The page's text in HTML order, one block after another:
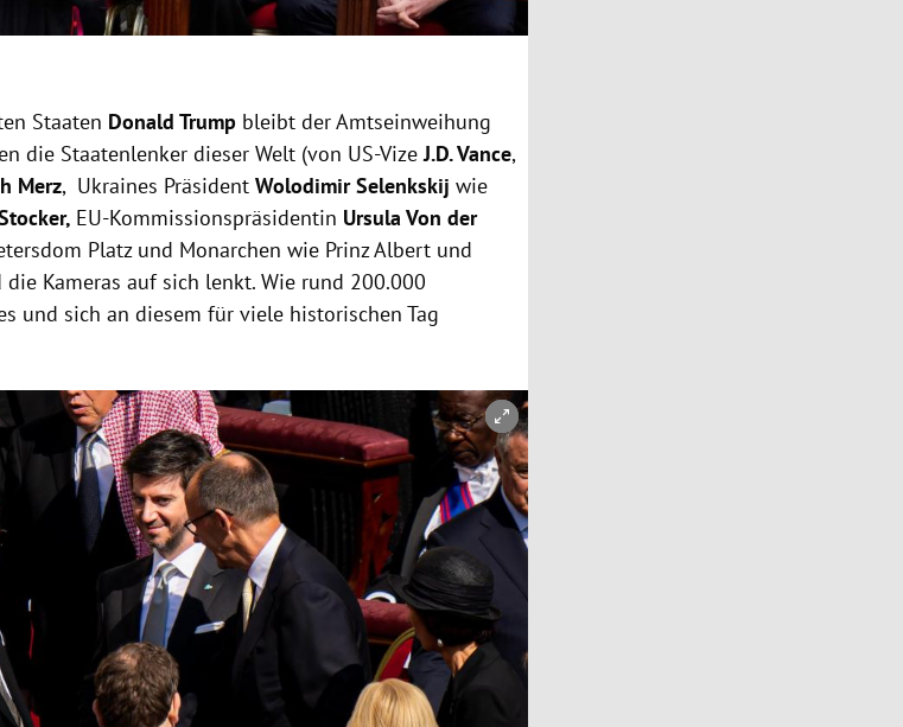
Staaten Donald Trump bleibt der Amtseinweihung
die Staatenlenker dieser Welt (von US-VizeJ.D. Vance,
Merz, Ukraines PräsidentWolodimir Selenkskijwie
EU-Kommissionspräsidentin Ursula Von der
Platz und Monarchen wie Prinz Albert und
Kameras auf sich lenkt. Wie rund 200.000
und sich an diesem für viele historischen Tag